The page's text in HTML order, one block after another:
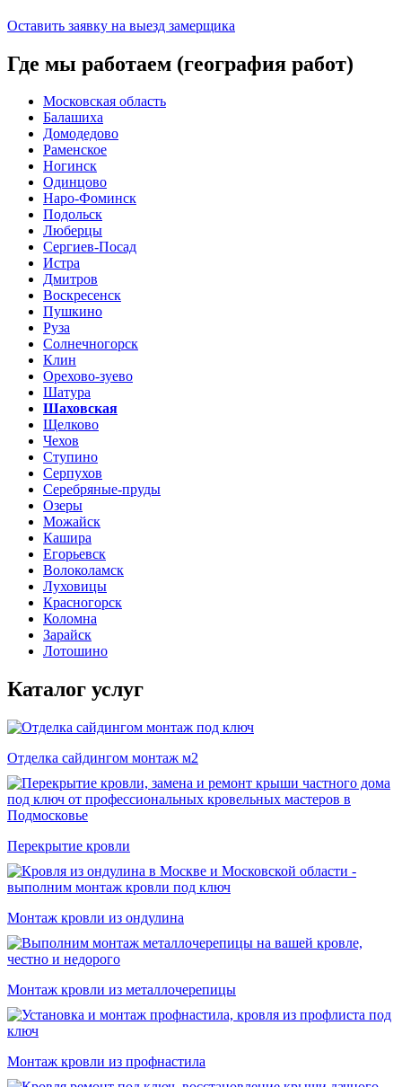
Оставить заявку на выезд замерщика
Где мы работаем (география работ)
Московская область
Балашиха
Домодедово
Раменское
Ногинск
Одинцово
Наро-Фоминск
Подольск
Люберцы
Сергиев-Посад
Истра
Дмитров
Воскресенск
Пушкино
Руза
Солнечногорск
Клин
Орехово-зуево
Шатура
Шаховская
Щелково
Чехов
Ступино
Серпухов
Серебряные-пруды
Озеры
Можайск
Кашира
Егорьевск
Волоколамск
Луховицы
Красногорск
Коломна
Зарайск
Лотошино
Каталог услуг
Отделка сайдингом монтаж м2
Перекрытие кровли
Монтаж кровли из ондулина
Монтаж кровли из металлочерепицы
Монтаж кровли из профнастила